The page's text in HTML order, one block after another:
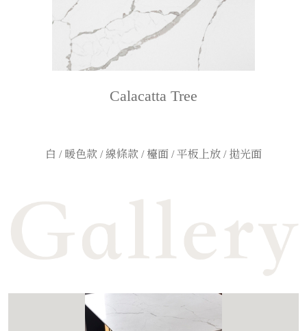
Calacatta Tree
白 / 暖色款 / 線條款 / 檯面 / 平板上放 / 拋光面